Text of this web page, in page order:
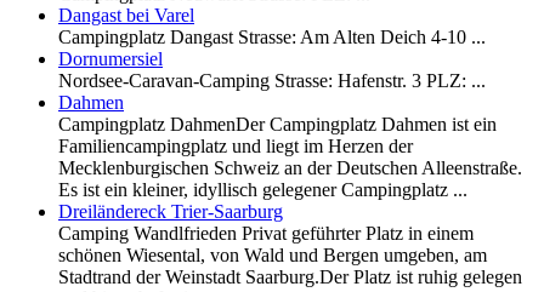
Dangast bei Varel
Campingplatz Dangast Strasse: Am Alten Deich 4-10 ...
Dornumersiel
Nordsee-Caravan-Camping Strasse: Hafenstr. 3 PLZ: ...
Dahmen
Campingplatz DahmenDer Campingplatz Dahmen ist ein
Familiencampingplatz und liegt im Herzen der
Mecklenburgischen Schweiz an der Deutschen Alleenstraße.
Es ist ein kleiner, idyllisch gelegener Campingplatz ...
Dreiländereck Trier-Saarburg
Camping Wandlfrieden Privat geführter Platz in einem
schönen Wiesental, von Wald und Bergen umgeben, am
Stadtrand der Weinstadt Saarburg.Der Platz ist ruhig gelegen